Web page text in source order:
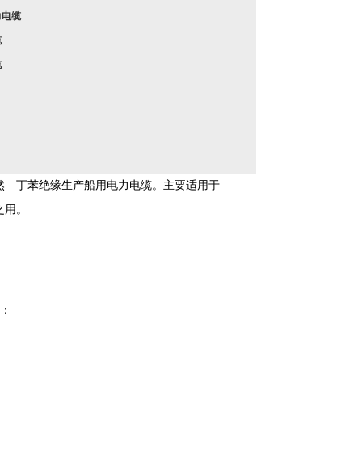
缆
—丁苯绝缘生产船用电力电缆。主要适用于
。